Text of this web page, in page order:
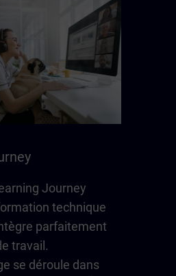
Journey
technique
parfaitement
travail.
se déroule dans